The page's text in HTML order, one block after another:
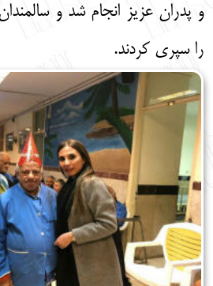
و پدران عزیز انجام شد و
را سپری کردند.